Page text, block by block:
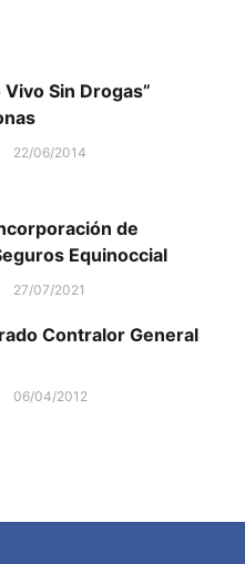
Sin Drogas”
22/06/2014
de
Equinoccial
27/07/2021
Contralor General
06/04/2012